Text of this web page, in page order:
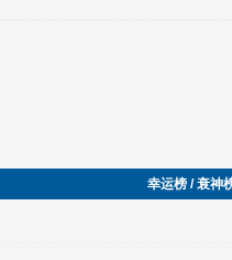
幸运榜 / 衰神